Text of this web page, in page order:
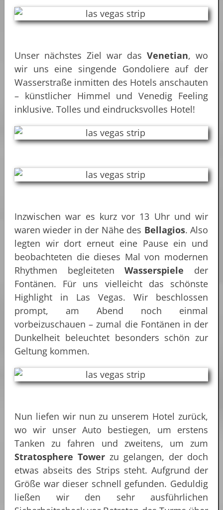
Unser nächstes Ziel war das Venetian, wo
wir uns eine singende Gondoliere auf der
Wasserstraße inmitten des Hotels anschauten
– künstlicher Himmel und Venedig Feeling
inklusive. Tolles und eindrucksvolles Hotel!
Inzwischen war es kurz vor 13 Uhr und wir
waren wieder in der Nähe des Bellagios. Also
legten wir dort erneut eine Pause ein und
beobachteten die dieses Mal von modernen
Rhythmen begleitetenWasserspiele der
Fontänen. Für uns vielleicht das schönste
Highlight in Las Vegas. Wir beschlossen
prompt, am Abend noch einmal
vorbeizuschauen – zumal die Fontänen in der
Dunkelheit beleuchtet besonders schön zur
Geltung kommen.
Nun liefen wir nun zu unserem Hotel zurück,
wo wir unser Auto bestiegen, um erstens
Tanken zu fahren und zweitens, um zum
Stratosphere Tower zu gelangen, der doch
etwas abseits des Strips steht. Aufgrund der
Größe war dieser schnell gefunden. Geduldig
ließen wir den sehr ausführlichen